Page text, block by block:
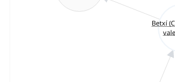
Betxí